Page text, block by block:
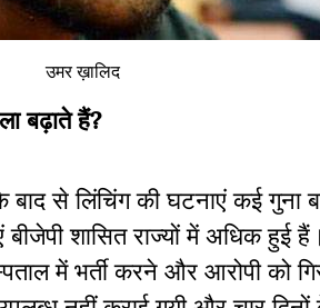
उमर ख़ालिद
बढ़ाते हैं?
से लिंचिंग की घटनाएं कई गुना
शासित राज्यों में अधिक हुई
में भर्ती करने और आरोपी को